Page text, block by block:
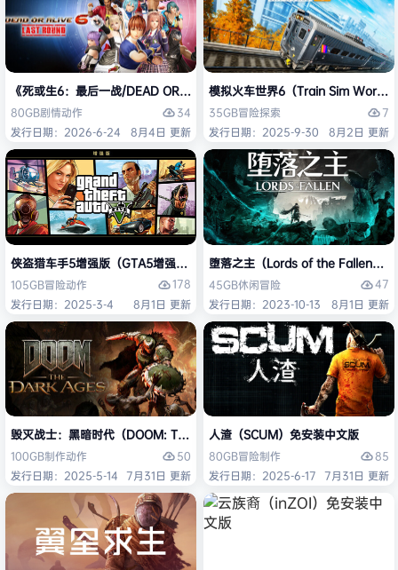
《死或生6：最后一战/DEAD OR ALIVE 6 Last Round》免安装中文版
80GB剧情动作
34
发行日期：2026-6-24
8月4日 更新
模拟火车世界6（Train Sim World
35GB冒险探索
7
发行日期：2025-9-30
8月2日 更新
侠盗猎车手5增强版（GTA5增强版（Grand Theft Auto V Enhanced）免
105GB冒险动作
178
发行日期：2025-3-4
8月1日 更新
堕落之主（Lords of the Fallen）免
45GB休闲冒险
47
发行日期：2023-10-13
8月1日 更新
毁灭战士：黑暗时代（DOOM: The Dark Ages）免安装中文版
100GB制作动作
50
发行日期：2025-5-14 7月31日 更新
人渣（SCUM）免安装中文版
80GB冒险制作
85
发行日期：2025-6-17 7月31日 更新